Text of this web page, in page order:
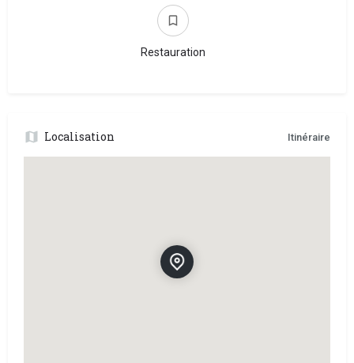
Restauration
Localisation Itinéraire